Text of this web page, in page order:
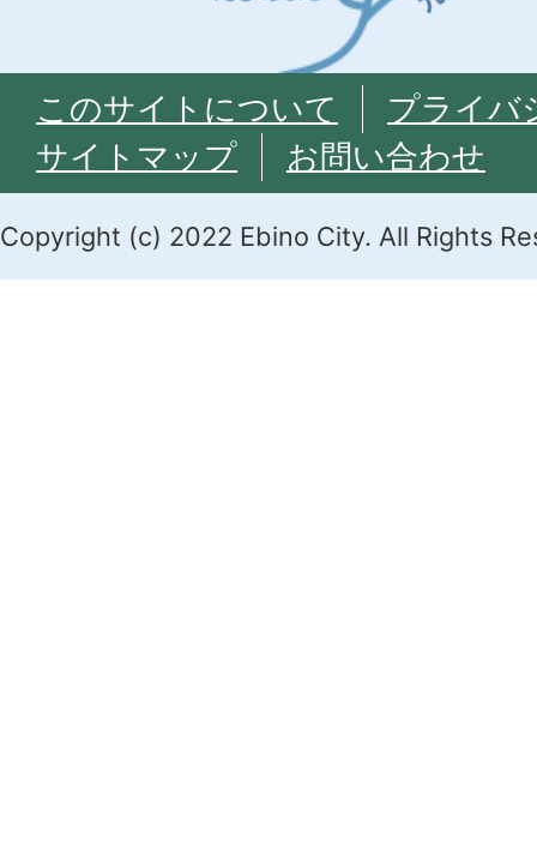
このサイトについて
プライバ
サイトマップ
お問い合わせ
Copyright (c) 2022 Ebino City. All Rights